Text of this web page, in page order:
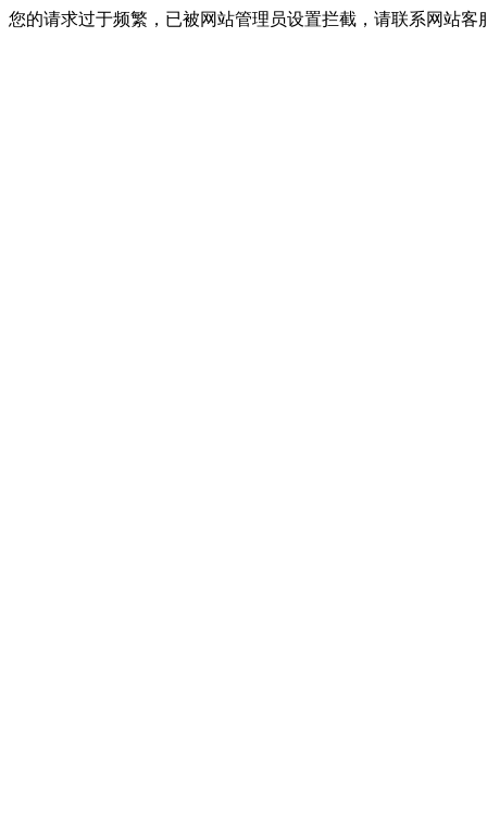
您的请求过于频繁，已被网站管理员设置拦截，请联系网站客